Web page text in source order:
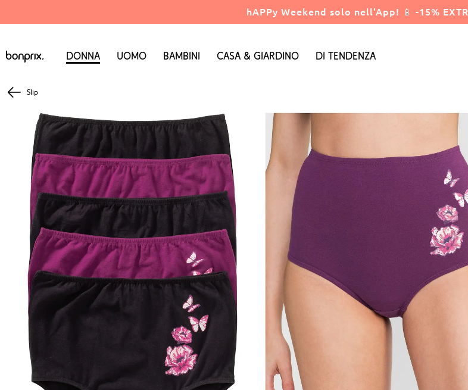
hAPPy Weekend solo nell'App! 📱 -15%
Donna Uomo Bambini Casa & Giardino Di tendenza
Slip